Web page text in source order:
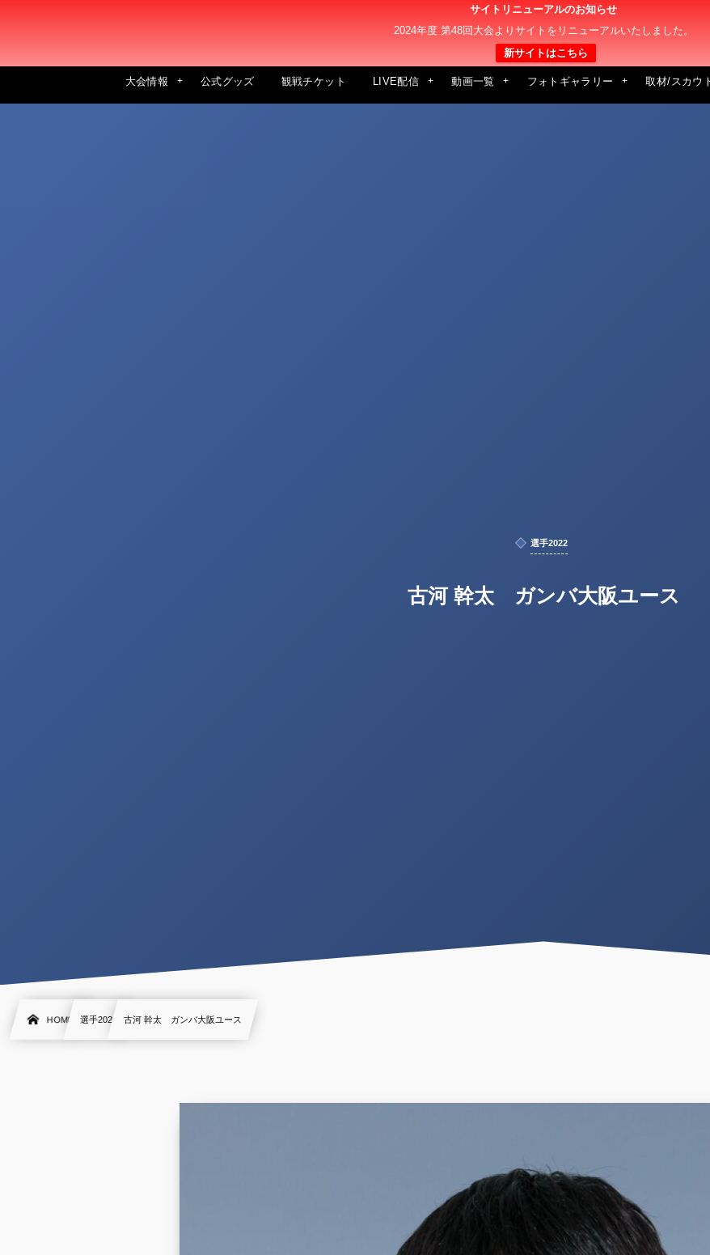
サイトリニューアルのお知らせ
2024年度 第48回大会よりサイトをリニューアルいたしました。
新サイトはこちら
大会情報 公式グッズ 観戦チケット LIVE配信 動画一覧 フォトギャラリー 取材/スカウ
選手2022
古河 幹太 ガンバ大阪ユース
HOME 選手2022 古河 幹太 ガンバ大阪ユース